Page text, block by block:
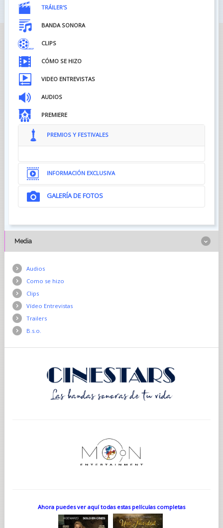
TRÁILER'S
BANDA SONORA
CLIPS
CÓMO SE HIZO
VIDEO ENTREVISTAS
AUDIOS
PREMIERE
PREMIOS Y FESTIVALES
INFORMACIÓN EXCLUSIVA
GALERÍA DE FOTOS
Media
Audios
Como se hizo
Clips
Vídeo Entrevistas
Trailers
B.s.o.
Ahora puedes ver aquí todas estas películas completas